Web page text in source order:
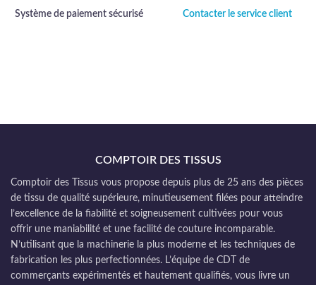
Système de paiement sécurisé Contacter le service client
COMPTOIR DES TISSUS
Comptoir des Tissus vous propose depuis plus de 25 ans des pièces
de tissu de qualité supérieure, minutieusement filées pour atteindre
l’excellence de la fiabilité et soigneusement cultivées pour vous
offrir une maniabilité et une facilité de couture incomparable.
N’utilisant que la machinerie la plus moderne et les techniques de
fabrication les plus perfectionnées. L’équipe de CDT de
commerçants expérimentés et hautement qualifiés, vous livre un